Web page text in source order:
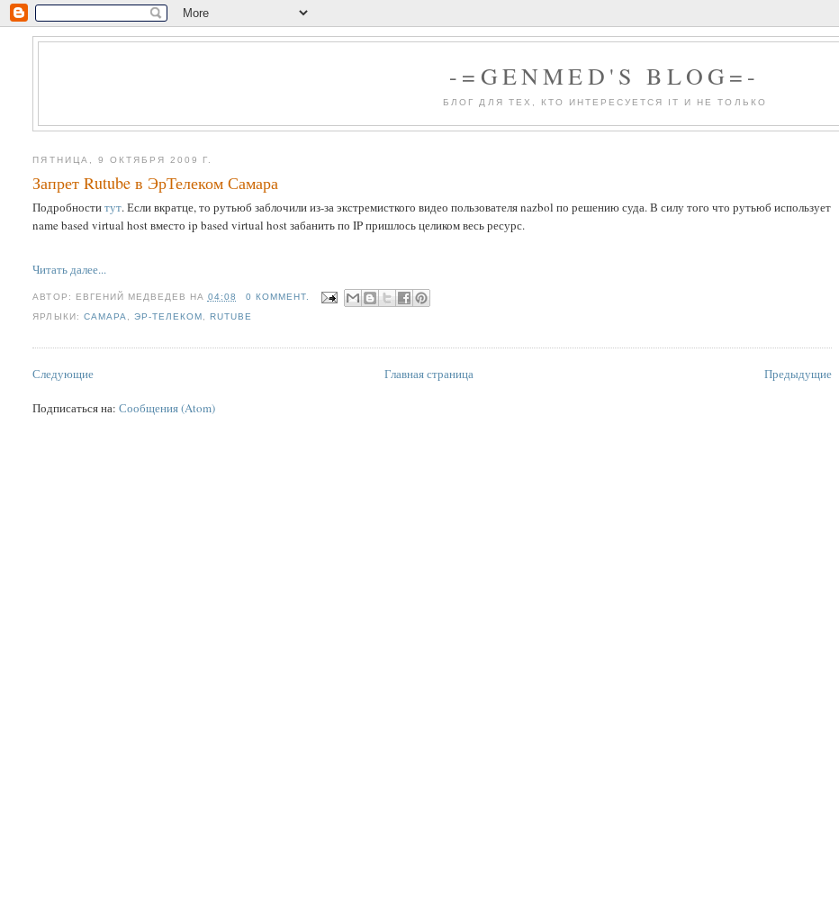
-=GENMED'S BLOG=-
БЛОГ ДЛЯ ТЕХ, КТО ИНТЕРЕСУЕТСЯ IT И НЕ ТОЛЬКО
ПЯТНИЦА, 9 ОКТЯБРЯ 2009 Г.
Запрет Rutube в ЭрТелеком Самара
Подробноститут. Если вкратце, то рутьюб заблочили из-за экстремисткого видео пользователя nazbol по решению суда. В силу того что рутьюб использует
name based virtual host вместо ip based virtual host забанить по IP пришлось целиком весь ресурс.
Читать далее...
АВТОР: ЕВГЕНИЙ МЕДВЕДЕВ НА 04:08
0 КОММЕНТ.
ЯРЛЫКИ: САМАРА ЭР-ТЕЛЕКОМ RUTUBE
Следующие Предыдущие
Главная страница
Подписаться на:Сообщения (Atom)